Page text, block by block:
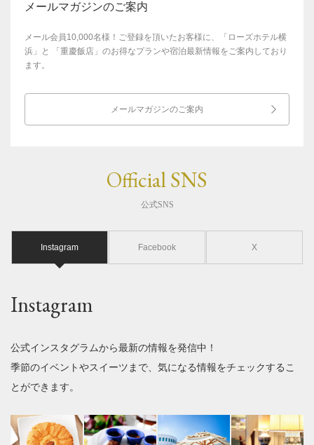
メールマガジンのご案内
メール会員10,000名様！ご登録を頂いたお客様に、「ローズホテル横
浜」と
「重慶飯店」のお得なプランや宿泊最新情報をご案内しており
ます。
メールマガジンのご案内
Official SNS
公式SNS
Instagram Facebook X
Instagram
公式インスタグラムから最新の情報を発信中！
季節のイベントやスイーツまで、気になる情報をチェックするこ
とができます。